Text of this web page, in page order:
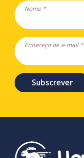
Nome *
Endereço de e-mail *
Subscrever